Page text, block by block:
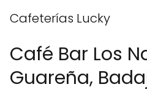
Cafeterías Lucky
Café Bar Los
Guareña,